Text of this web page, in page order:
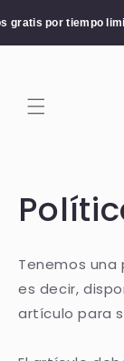
directamente
por tiempo
Tenemos
es decir,
artículo para